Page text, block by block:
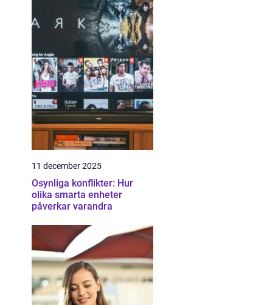
11 december 2025
Osynliga konflikter: Hur
olika smarta enheter
påverkar varandra